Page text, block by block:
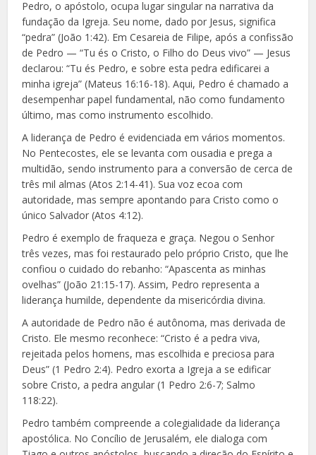
Pedro, o apóstolo, ocupa lugar singular na narrativa da
fundação da Igreja. Seu nome, dado por Jesus, significa
“pedra” (João 1:42). Em Cesareia de Filipe, após a confissão
de Pedro — “Tu és o Cristo, o Filho do Deus vivo” — Jesus
declarou: “Tu és Pedro, e sobre esta pedra edificarei a
minha igreja” (Mateus 16:16-18). Aqui, Pedro é chamado a
desempenhar papel fundamental, não como fundamento
último, mas como instrumento escolhido.
A liderança de Pedro é evidenciada em vários momentos.
No Pentecostes, ele se levanta com ousadia e prega a
multidão, sendo instrumento para a conversão de cerca de
três mil almas (Atos 2:14-41). Sua voz ecoa com
autoridade, mas sempre apontando para Cristo como o
único Salvador (Atos 4:12).
Pedro é exemplo de fraqueza e graça. Negou o Senhor
três vezes, mas foi restaurado pelo próprio Cristo, que lhe
confiou o cuidado do rebanho: “Apascenta as minhas
ovelhas” (João 21:15-17). Assim, Pedro representa a
liderança humilde, dependente da misericórdia divina.
A autoridade de Pedro não é autônoma, mas derivada de
Cristo. Ele mesmo reconhece: “Cristo é a pedra viva,
rejeitada pelos homens, mas escolhida e preciosa para
Deus” (1 Pedro 2:4). Pedro exorta a Igreja a se edificar
sobre Cristo, a pedra angular (1 Pedro 2:6-7; Salmo
118:22).
Pedro também compreende a colegialidade da liderança
apostólica. No Concílio de Jerusalém, ele dialoga com